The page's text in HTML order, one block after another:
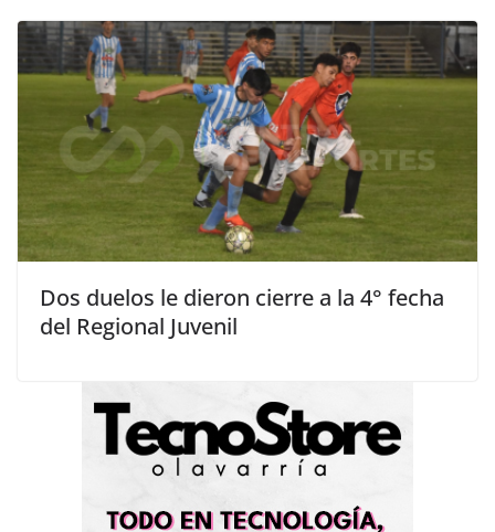
Dos duelos le dieron cierre a la 4° fecha
del Regional Juvenil